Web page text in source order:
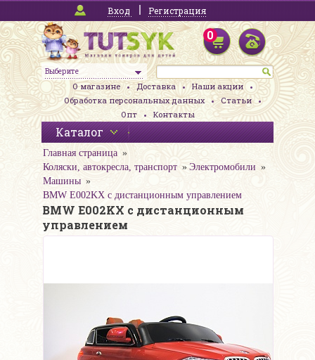
Вход Регистрация
Выберите
0
О магазине Доставка
Наши акции
Обработка персональных данных
Статьи
Опт
Контакты
Каталог
Главная страница
Коляски, автокресла, транспорт
Электромобили
Машины
BMW E002KX с дистанционным управлением
BMW E002KX с дистанционным
управлением